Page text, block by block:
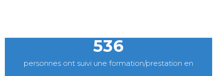
536
personnes ont suivi une formation/prestation en